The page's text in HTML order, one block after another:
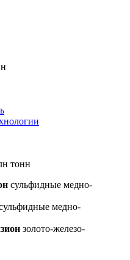
тонн
сульфидные медно-
медно-
золото-железо-